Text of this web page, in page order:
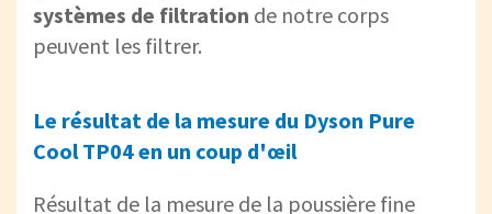
systèmes de filtration de notre corps
peuvent les filtrer.
Le résultat de la mesure du Dyson Pure
Cool TP04 en un coup d'œil
Résultat de la mesure de la poussière fine